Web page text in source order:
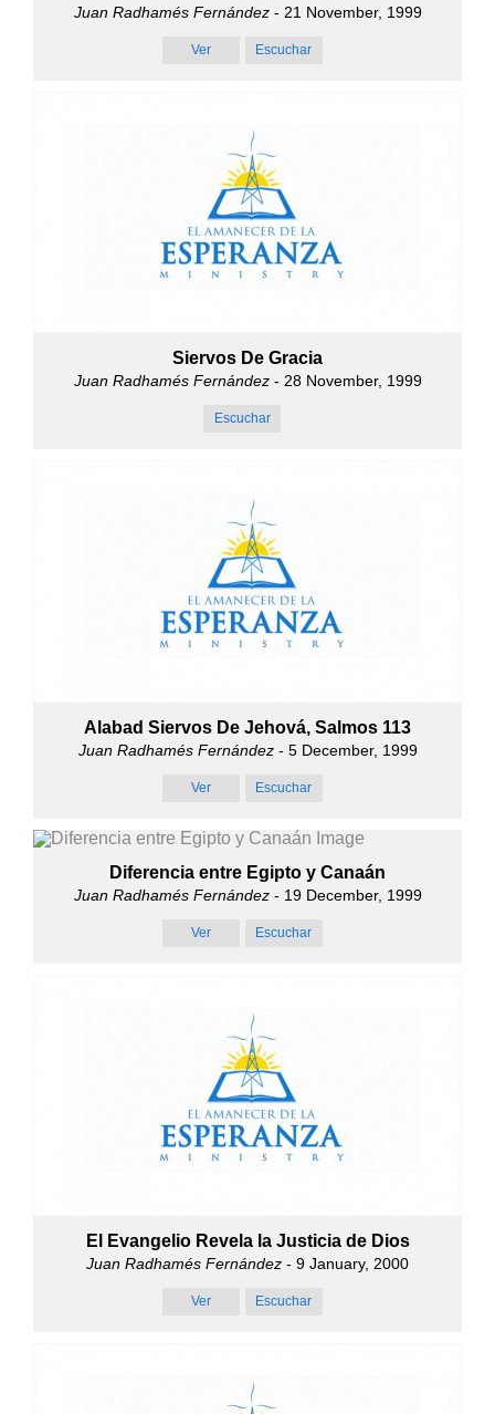
Juan Radhamés Fernández- 21 November, 1999
Ver Escuchar
Siervos De Gracia
Juan Radhamés Fernández- 28 November, 1999
Escuchar
Alabad Siervos De Jehová, Salmos 113
Juan Radhamés Fernández- 5 December, 1999
Ver Escuchar
Diferencia entre Egipto y Canaán
Juan Radhamés Fernández- 19 December, 1999
Ver Escuchar
El Evangelio Revela la Justicia de Dios
Juan Radhamés Fernández - 9 January, 2000
Ver Escuchar